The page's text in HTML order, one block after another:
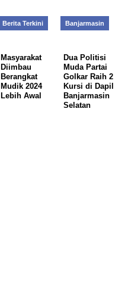
Berita Terkini
Masyarakat
Diimbau
Berangkat
Mudik 2024
Lebih Awal
Banjarmasin
Dua Politisi
Muda Partai
Golkar Raih 2
Kursi di Dapil
Banjarmasin
Selatan